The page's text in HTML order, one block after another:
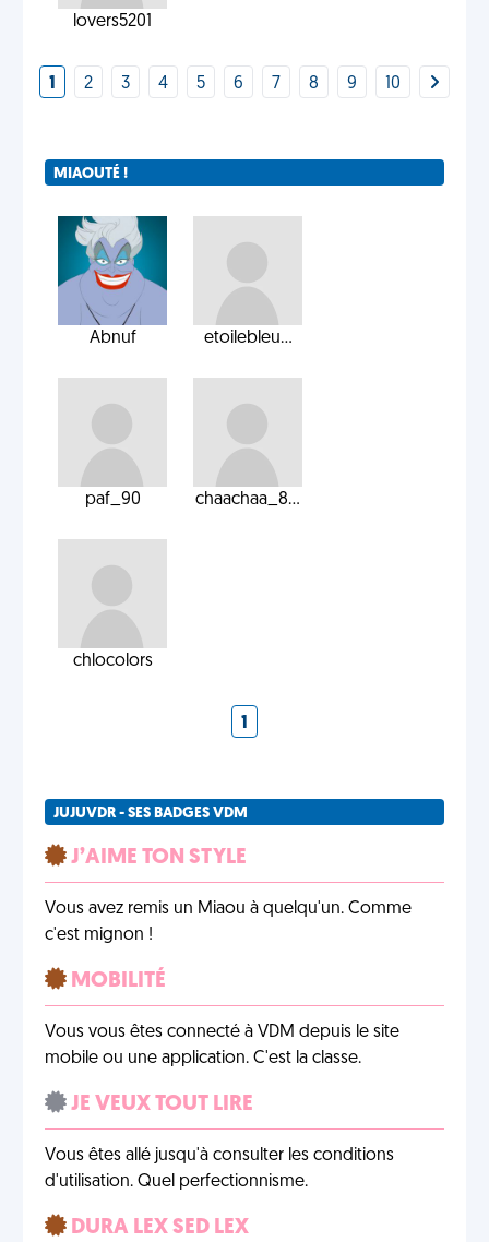
lovers5201
1 2 3 4 5 6 7 8 9 10
MIAOUTÉ !
Abnuf etoilebleu...
paf_90 chaachaa_8...
chlocolors
1
JUJUVDR - SES BADGES VDM
J’AIME TON STYLE
Vous avez remis un Miaou à quelqu'un. Comme
c'est mignon !
MOBILITÉ
Vous vous êtes connecté à VDM depuis le site
mobile ou une application. C'est la classe.
JE VEUX TOUT LIRE
Vous êtes allé jusqu'à consulter les conditions
d'utilisation. Quel perfectionnisme.
DURA LEX SED LEX